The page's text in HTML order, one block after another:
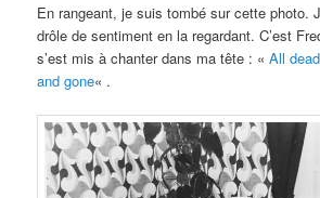
En rangeant, je suis tombé sur cette photo.
drôle de sentiment en la regardant. C’est
s’est mis à chanter dans ma tête : «All
and gone« .